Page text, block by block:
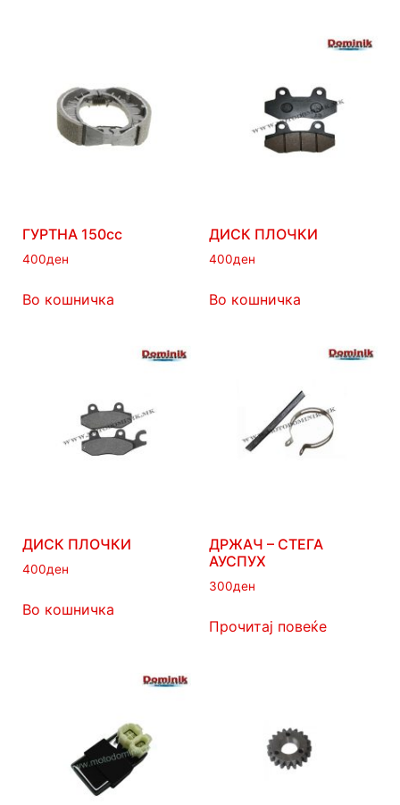
ГУРТНА 150сс
400ден
Во кошничка
ДИСК ПЛОЧКИ
400ден
Во кошничка
ДИСК ПЛОЧКИ
400ден
Во кошничка
ДРЖАЧ – СТЕГА
АУСПУХ
300ден
Прочитај повеќе